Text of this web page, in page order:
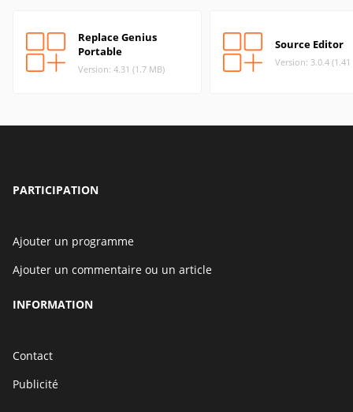
Replace Genius
Portable
Version: 4.31 (1.7 MB)
Source Editor
Version: 3.0.4 (1.41
PARTICIPATION
Ajouter un programme
Ajouter un commentaire ou un article
INFORMATION
Contact
Publicité